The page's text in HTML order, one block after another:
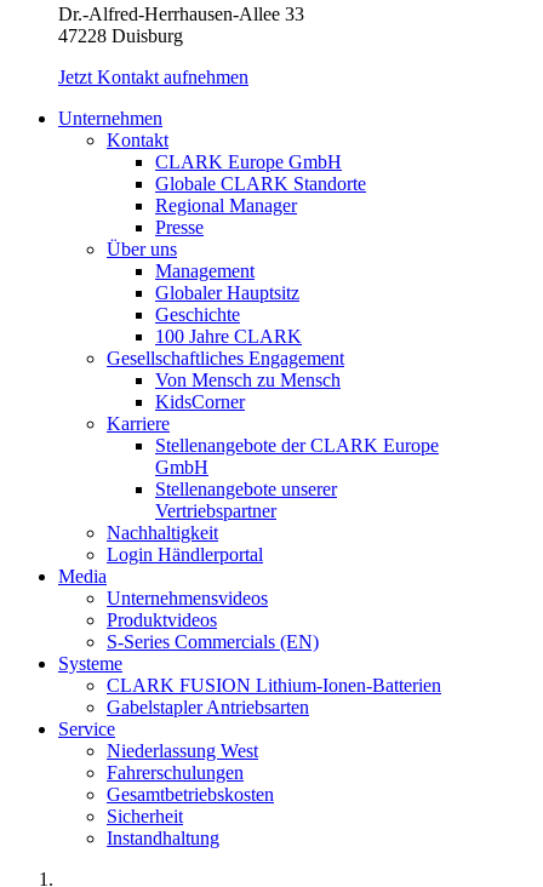
Dr.-Alfred-Herrhausen-Allee 33
47228 Duisburg
Jetzt Kontakt aufnehmen
Unternehmen
Kontakt
CLARK Europe GmbH
Globale CLARK Standorte
Regional Manager
Presse
Über uns
Management
Globaler Hauptsitz
Geschichte
100 Jahre CLARK
Gesellschaftliches Engagement
Von Mensch zu Mensch
KidsCorner
Karriere
Stellenangebote der CLARK Europe
GmbH
Stellenangebote unserer
Vertriebspartner
Nachhaltigkeit
Login Händlerportal
Media
Unternehmensvideos
Produktvideos
S-Series Commercials (EN)
Systeme
CLARK FUSION Lithium-Ionen-Batterien
Gabelstapler Antriebsarten
Service
Niederlassung West
Fahrerschulungen
Gesamtbetriebskosten
Sicherheit
Instandhaltung